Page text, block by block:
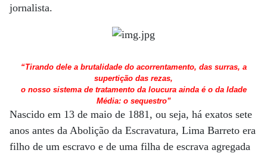
jornalista.
“Tirando dele a brutalidade do acorrentamento, das surras, a
supertição das rezas,
o nosso sistema de tratamento da loucura ainda é o da Idade
Média: o sequestro”
Nascido em 13 de maio de 1881, ou seja, há exatos sete
anos antes da Abolição da Escravatura, Lima Barreto era
filho de um escravo e de uma filha de escrava agregada